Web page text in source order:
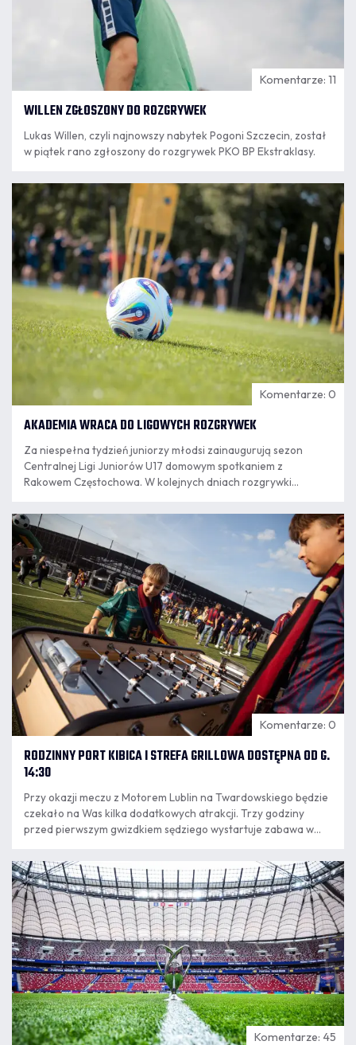
Komentarze: 11
WILLEN ZGŁOSZONY DO ROZGRYWEK
Lukas Willen, czyli najnowszy nabytek Pogoni Szczecin, został
w piątek rano zgłoszony do rozgrywek PKO BP Ekstraklasy.
07.08
8:18
Komentarze: 0
AKADEMIA WRACA DO LIGOWYCH ROZGRYWEK
Za niespełna tydzień juniorzy młodsi zainaugurują sezon
Centralnej Ligi Juniorów U17 domowym spotkaniem z
Rakowem Częstochowa. W kolejnych dniach rozgrywki
07.08
8:14
Komentarze: 0
RODZINNY PORT KIBICA I STREFA GRILLOWA DOSTĘPNA OD G.
14:30
Przy okazji meczu z Motorem Lublin na Twardowskiego będzie
czekało na Was kilka dodatkowych atrakcji. Trzy godziny
przed pierwszym gwizdkiem sędziego wystartuje zabawa w
06.08
18:10
Komentarze: 45